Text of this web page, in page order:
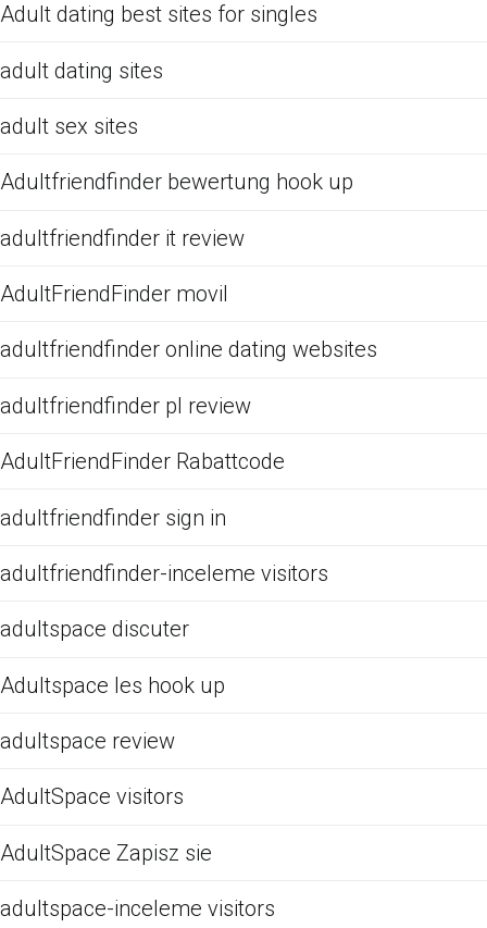
Adult dating best sites for singles
adult dating sites
adult sex sites
Adultfriendfinder bewertung hook up
adultfriendfinder it review
AdultFriendFinder movil
adultfriendfinder online dating websites
adultfriendfinder pl review
AdultFriendFinder Rabattcode
adultfriendfinder sign in
adultfriendfinder-inceleme visitors
adultspace discuter
Adultspace les hook up
adultspace review
AdultSpace visitors
AdultSpace Zapisz sie
adultspace-inceleme visitors